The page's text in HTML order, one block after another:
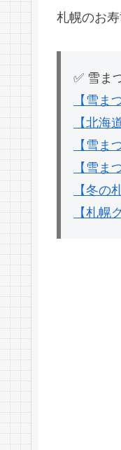
札幌のお
✅ 雪ま
【雪ま
【北海
【雪ま
【雪ま
【冬の
【札幌